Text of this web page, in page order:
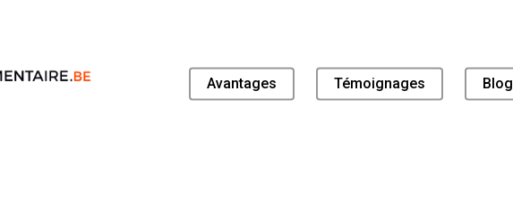
Avantages Témoignages Blog